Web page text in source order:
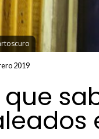
2019
que